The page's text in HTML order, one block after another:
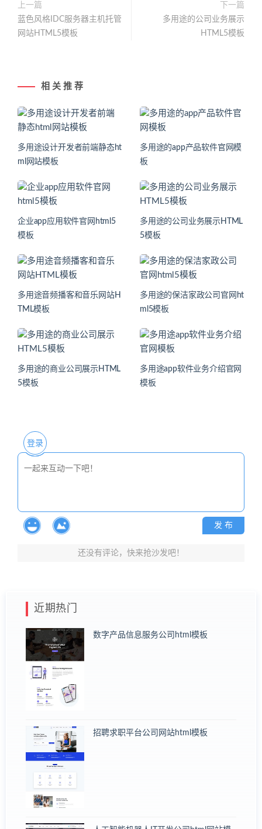
上一篇
蓝色风格IDC服务器主机托管
网站HTML5模板
下一篇
多用途的公司业务展示
HTML5模板
相 关 推 荐
多用途设计开发者前端静态ht
ml网站模板
多用途的app产品软件官网模
板
企业app应用软件官网html5
模板
多用途的公司业务展示HTML
5模板
多用途音频播客和音乐网站H
TML模板
多用途的保洁家政公司官网ht
ml5模板
多用途的商业公司展示HTML
5模板
多用途app软件业务介绍官网
模板
登录
发 布
还没有评论，快来抢沙发吧！
近期热门
数字产品信息服务公司html模板
招聘求职平台公司网站html模板